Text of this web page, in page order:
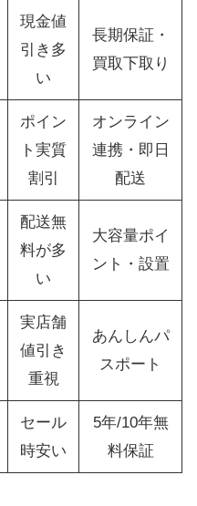
現金値
引き多
い
長期保証・
買取下取り
ポイン
ト実質
割引
オンライン
連携・即日
配送
配送無
料が多
い
大容量ポイ
ント・設置
実店舗
値引き
重視
あんしんパ
スポート
セール
時安い
5年/10年無
料保証